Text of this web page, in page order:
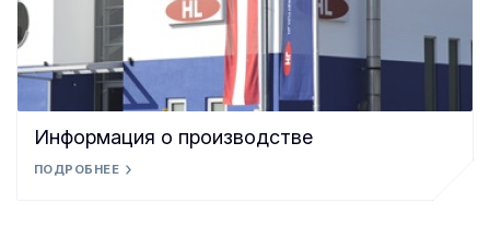
Информация о производстве
ПОДРОБНЕЕ